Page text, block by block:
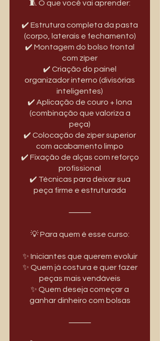
🧵 O que você vai aprender:
✔️ Estrutura completa da pasta
(corpo, laterais e fechamento)
✔️ Montagem do bolso frontal
com zíper
✔️ Criação do painel
organizador interno (divisórias
inteligentes)
✔️ Aplicação de couro + lona
(combinação que valoriza a
peça)
✔️ Colocação de zíper superior
com acabamento limpo
✔️ Fixação de alças com reforço
profissional
✔️ Técnicas para deixar sua
peça firme e estruturada
⸻
💡 Para quem é esse curso:
✨ Iniciantes que querem evoluir
✨ Quem já costura e quer fazer
peças mais vendáveis
✨ Quem deseja começar a
ganhar dinheiro com bolsas
⸻